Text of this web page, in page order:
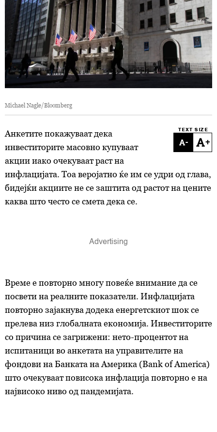
Michael Nagle/Bloomberg
TEXT SIZE
- +
Анкетите покажуваат дека
инвеститорите масовно купуваат
акции иако очекуваат раст на
инфлацијата. Тоа веројатно ќе им се удри од глава,
бидејќи акциите не се заштита од растот на цените
каква што често се смета дека се.
Време е повторно многу повеќе внимание да се
посвети на реалните показатели. Инфлацијата
повторно зајакнува додека енергетскиот шок се
прелева низ глобалната економија. Инвеститорите
со причина се загрижени: нето-процентот на
испитаници во анкетата на управителите на
фондови на Банката на Америка (Bank of America)
што очекуваат повисока инфлација повторно е на
највисоко ниво од пандемијата.